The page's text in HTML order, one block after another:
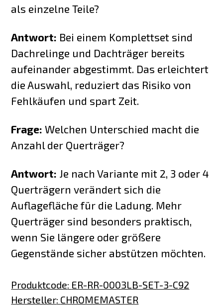
als einzelne Teile?
Antwort: Bei einem Komplettset sind
Dachrelinge und Dachträger bereits
aufeinander abgestimmt. Das erleichtert
die Auswahl, reduziert das Risiko von
Fehlkäufen und spart Zeit.
Frage: Welchen Unterschied macht die
Anzahl der Querträger?
Antwort: Je nach Variante mit 2, 3 oder 4
Querträgern verändert sich die
Auflagefläche für die Ladung. Mehr
Querträger sind besonders praktisch,
wenn Sie längere oder größere
Gegenstände sicher abstützen möchten.
Produktcode: ER-RR-0003LB-SET-3-C92
Hersteller: CHROMEMASTER